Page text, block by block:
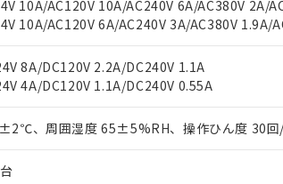
10A/AC120V 10A/AC240V 6A/AC380V 2A/
10A/AC120V 6A/AC240V 3A/AC380V 1.9A/
8A/DC120V 2.2A/DC240V 1.1A
4A/DC120V 1.1A/DC240V 0.55A
、周囲湿度 65±5%RH、操作ひん度 30
器販売店や当社販売拠点は「販売ネットワー
標準価格結果を当社の事前の承諾なく第三者
（部品リスト作成サービス）をご利用いただ
ります。
ブサイト上で当社にご登録された部品リスト
・サービスに関するお客様との取引・商談に
用者とは、
況などにより、予定月が前後することがあり
ウンロード
ダウンロードすることができます。
期限
物質）のすべてが基準値以下であることを示
状況下において有害物質が外部に漏えいし、
売先および販売に係わる関係者が違法に輸出
合意する
新の在庫状況については、お客様のお取引先
・当社販売員にご確認ください)
種、また在庫状況の情報を公開していない機